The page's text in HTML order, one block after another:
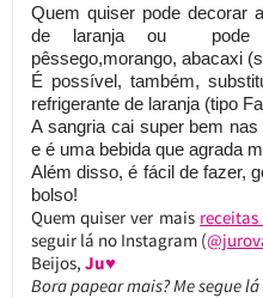
Quem quiser pode decorar
de laranja ou
pode
pêssego,morango, abacaxi
É possível, também,
refrigerante de laranja (tipo
A sangria cai super bem
e é uma bebida que agrada
Além disso, é fácil de fazer,
bolso!
Quem quiser ver mais
seguir lá no Instagram (
Beijos, Ju♥
Bora papear mais? Me segue